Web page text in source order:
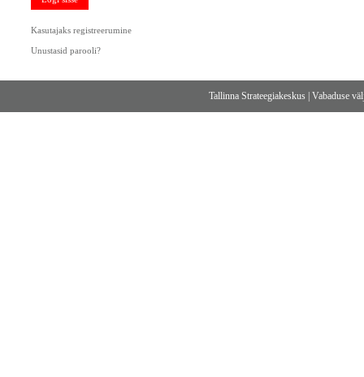
Kasutajaks registreerumine
Unustasid parooli?
Tallinna Strateegiakeskus |Vabaduse